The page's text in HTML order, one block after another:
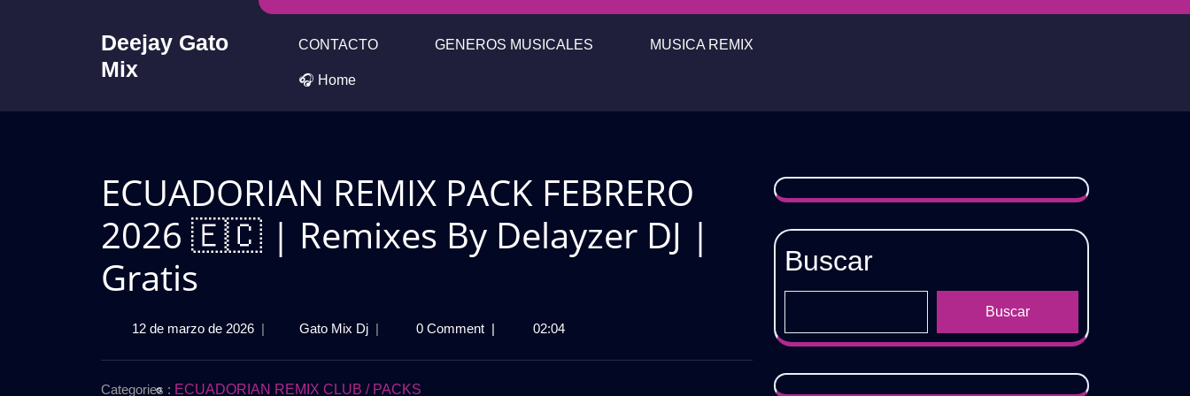
Deejay Gato
Mix
CONTACTO GENEROS MUSICALES MUSICA REMIX
🎧 Home
ECUADORIAN REMIX PACK FEBRERO
2026 🇪🇨 | Remixes By Delayzer DJ |
Gratis
12 de marzo de 202612
de
| Gato Mix DjECUADORIAN
FEBRERO
| 0 Comment | 02:04
Categories : ECUADORIAN REMIX CLUB / PACKS
Buscar
Buscar